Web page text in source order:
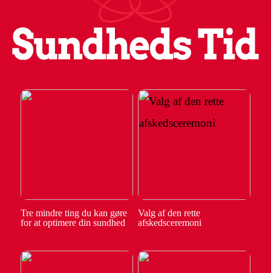
Tre mindre ting du kan gøre
for at optimere din sundhed
Valg af den rette
afskedsceremoni